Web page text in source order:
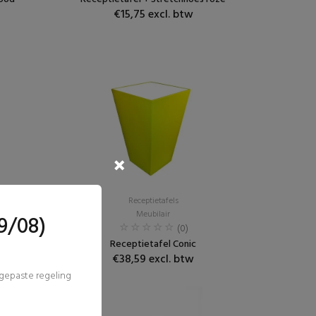
€15,75 excl. btw
Receptietafels
Meubilair
(0)
Receptietafel Conic
€38,59 excl. btw
08)
regeling